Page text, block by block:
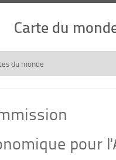
Carte du
pour